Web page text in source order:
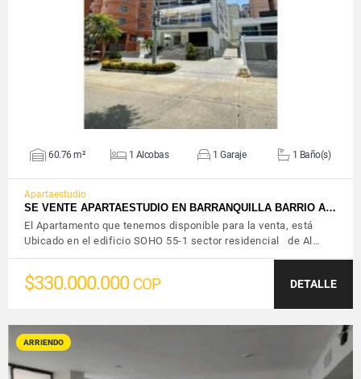
VER DETALLES
60.76 m² 1 Alcobas 1 Garaje 1 Baño(s)
Apartaestudio
SE VENTE APARTAESTUDIO EN BARRANQUILLA BARRIO A…
El Apartamento que tenemos disponible para la venta, está
Ubicado en el edificio SOHO 55-1 sector residencial de Al…
$330.000.000 COP DETALLE
ARRIENDO